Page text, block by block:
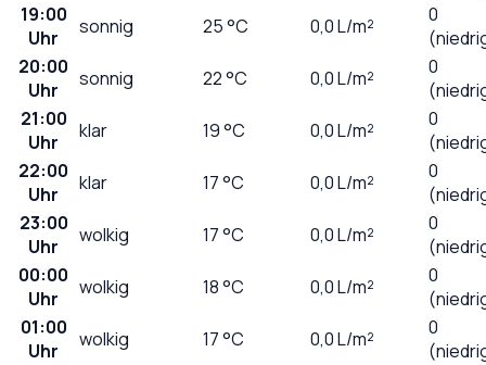
19:00
Uhr
sonnig 25°C 0,0L/m²
0
20:00
Uhr
sonnig 22°C 0,0L/m²
0
21:00
Uhr
klar 19°C 0,0L/m²
0
22:00
Uhr
klar 17°C 0,0L/m²
0
23:00
Uhr
wolkig 17°C 0,0L/m²
0
00:00
Uhr
wolkig 18°C 0,0L/m²
0
01:00
Uhr
wolkig 17°C 0,0L/m²
0